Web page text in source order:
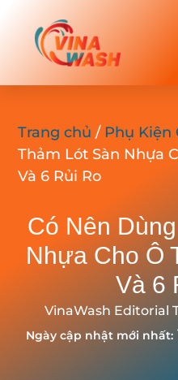
Trang chủ / Phụ Kiện
Thảm Lót Sàn Nhựa
Và 6 Rủi Ro
Có Nên
Nhựa Cho Ô
Và 6
VinaWash Editorial
Ngày cập nhật mới nhất: